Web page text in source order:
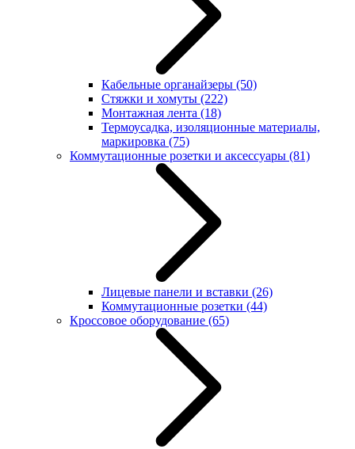
Кабельные органайзеры (50)
Стяжки и хомуты (222)
Монтажная лента (18)
Термоусадка, изоляционные материалы,
маркировка (75)
Коммутационные розетки и аксессуары (81)
Лицевые панели и вставки (26)
Коммутационные розетки (44)
Кроссовое оборудование (65)